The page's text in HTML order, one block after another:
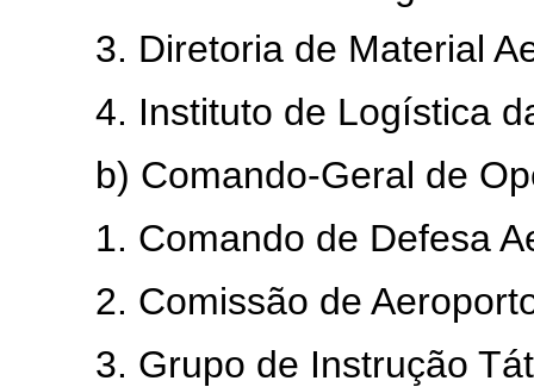
3. Diretoria de Material
4. Instituto de Logística
b) Comando-Geral de
1. Comando de Defesa
2. Comissão de
3. Grupo de Instrução